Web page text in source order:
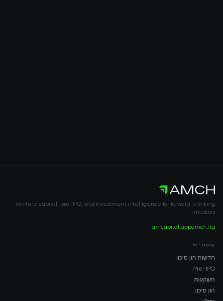
Venture capital, pre-IPO, and investment intelligence for forward-thinking
investors.
amch.ltd
amcapital.app
קטגוריות
חדשות הון סיכון
Pre-IPO
השקעות
הון סיכון